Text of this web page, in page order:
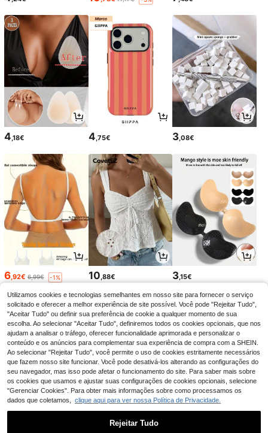
4,18€ 4,75€ 3,08€
6,92€ 6,99€ -1% 10,88€ 3,15€
13 6 3
Utilizamos cookies e tecnologias semelhantes em nosso site para fornecer o serviço
solicitado e oferecer a melhor experiência de site possível. Você pode "Rejeitar Tudo",
"Aceitar Tudo" ou definir sua preferência de cookie a qualquer momento de sua
escolha. Ao selecionar "Aceitar Tudo", definiremos todos os cookies opcionais, que nos
ajudam a analisar o tráfego, oferecer funcionalidade aprimorada e personalizar o
conteúdo e os anúncios para complementar sua experiência de compra com a SHEIN.
Ao selecionar "Rejeitar Tudo", você permite o uso de cookies estritamente necessários
que fazem nosso site funcionar. Você pode desativá-los alterando as configurações do
seu navegador, mas isso pode afetar o funcionamento do site. Para saber mais sobre
os cookies que usamos e ajustar suas configurações de cookies opcionais, selecione
"Gerenciar Cookies". Para obter mais informações sobre como processamos os
dados que coletamos, clique aqui para ver nossa Política de Privacidade.
Rejeitar Tudo